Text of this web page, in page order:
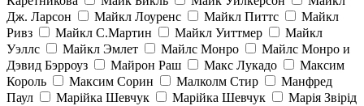
Дж. Ларсон
Майкл Лоуренс Майкл Питтс
Майкл
Ривз
Майкл С.Мартин Майкл Уиттмер
Майкл
Уэллс
Майкл Эмлет Майлс Монро
Майлс Монро и
Дэвид Бэрроуз
Майрон Раш Макс Лукадо
Максим
Король
Максим Сорин Малколм Стир
Манфред
Паул
Марійка Шевчук Марійка Шевчук
Марія Звірід